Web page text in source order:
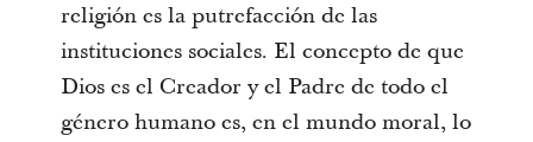
religión es la putrefacción de las
instituciones sociales. El concepto de que
Dios es el Creador y el Padre de todo el
género humano es, en el mundo moral, lo